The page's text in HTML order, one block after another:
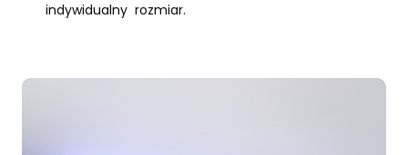
indywidualny rozmiar.